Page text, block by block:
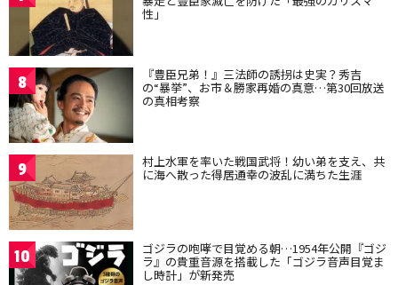
性」
8 『豊臣兄弟！』三法師の誘拐は史実？秀吉
の“暴挙”、お市＆勝家再婚の真意…第30回放送
の真相考察
9 村上水軍を率いた戦国武将！幼い弟を支え、共
に海へ散った得居通幸の波乱に満ちた生涯
10 ゴジラの咆哮で目覚める朝…1954年公開『ゴジ
ラ』の貴重音源を搭載した「ゴジラ音声目覚ま
し時計」が新発売